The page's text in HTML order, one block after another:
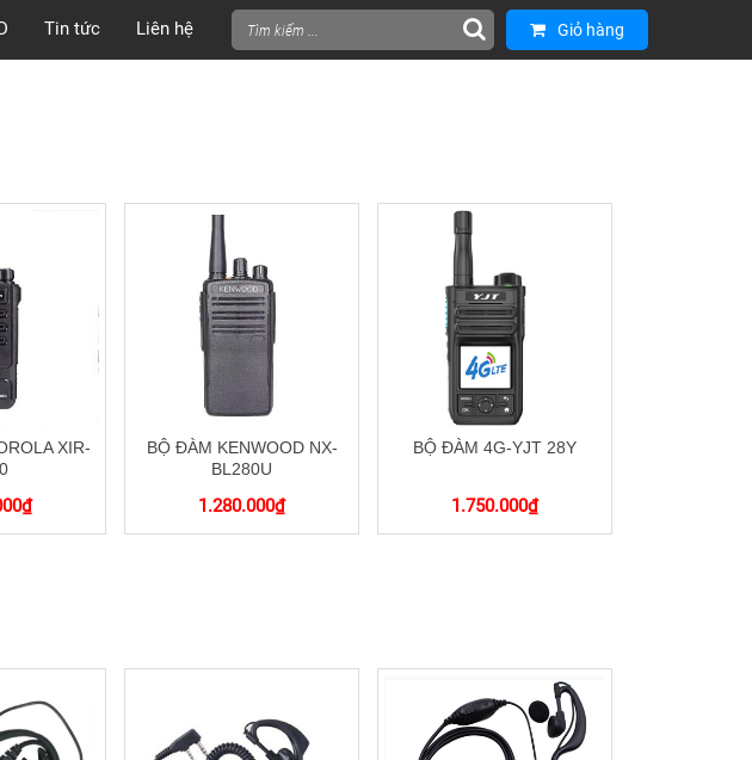
Tin tức Liên hệ Giỏ hàng
XIR-
₫
BỘ ĐÀM KENWOOD NX-
BL280U
1.280.000₫
BỘ ĐÀM 4G-YJT 28Y
1.750.000₫